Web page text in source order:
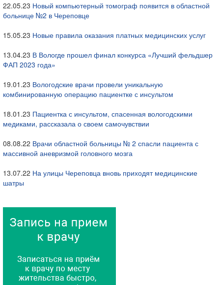
22.05.23 Новый компьютерный томограф появится в областной
больнице №2 в Череповце
15.05.23 Новые правила оказания платных медицинских услуг
13.04.23 В Вологде прошел финал конкурса «Лучший фельдшер
ФАП 2023 года»
19.01.23 Вологодские врачи провели уникальную
комбинированную операцию пациентке с инсультом
18.01.23 Пациентка с инсультом, спасенная вологодскими
медиками, рассказала о своем самочувствии
08.08.22 Врачи областной больницы № 2 спасли пациента с
массивной аневризмой головного мозга
13.07.22 На улицы Череповца вновь приходят медицинские
шатры